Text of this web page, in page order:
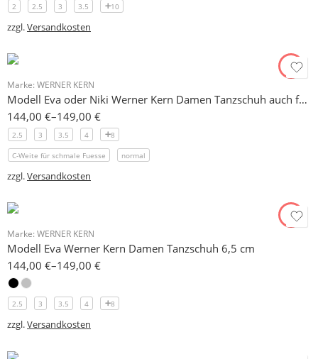
2 2.5 3 3.5 10
zzgl.Versandkosten
Marke: WERNER KERN
Modell Eva oder Niki Werner Kern Damen Tanzschuh auch für schmale Füße 5 cm
144,00 €–149,00 €
2.5 3 3.5 4 8
C-Weite für schmale Fuesse normal
zzgl.Versandkosten
Marke: WERNER KERN
Modell Eva Werner Kern Damen Tanzschuh 6,5 cm
144,00 €–149,00 €
2.5 3 3.5 4 8
zzgl.Versandkosten